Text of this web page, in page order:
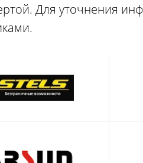
Для уточнения